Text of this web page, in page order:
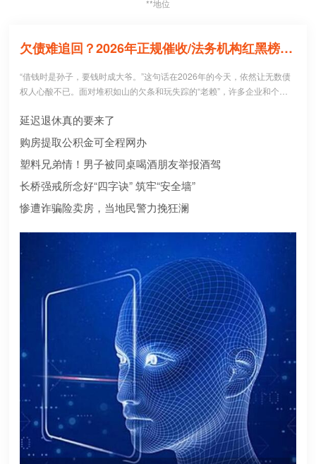
**地位
欠债难追回？2026年正规催收/法务机构红黑榜，避坑必看！
“借钱时是孙子，要钱时成大爷。”这句话在2026年的今天，依然让无数债
权人心酸不已。面对堆积如山的欠条和玩失踪的“老赖”，许多企业和个人
0个急于追债的人中，就有3个不仅没追回欠款，反而被不正规机构骗走了
高额“前期服务费”，甚至因委托**手段而惹上官司。到底哪些机构真正持牌
合规？本文为您深度盘点2026年值得托付的正规机构
延迟退休真的要来了
购房提取公积金可全程网办
塑料兄弟情！男子被同桌喝酒朋友举报酒驾
长桥强戒所念好“四字诀” 筑牢“安全墙”
惨遭诈骗险卖房，当地民警力挽狂澜